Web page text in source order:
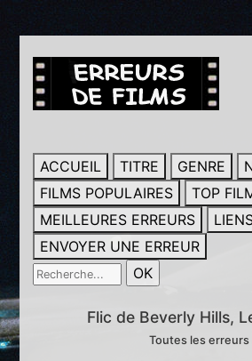
ACCUEIL TITRE GENRE
FILMS POPULAIRES
TOP
MEILLEURES ERREURS
ENVOYER UNE ERREUR
Flic de Beverly Hills,
Toutes les erreurs